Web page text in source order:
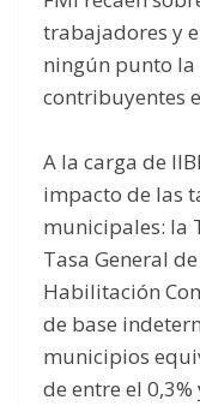
trabajadores y
ningún punto
contribuyentes
A la carga de
impacto de las
municipales: la
Tasa General
Habilitación
de base
municipios
de entre el 0,3%